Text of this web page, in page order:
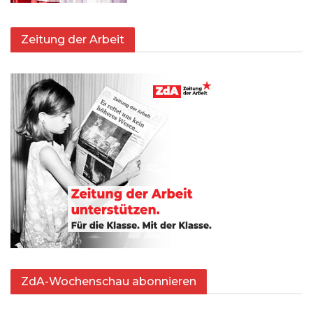
Zeitung der Arbeit
ZdA-Wochenschau abonnieren